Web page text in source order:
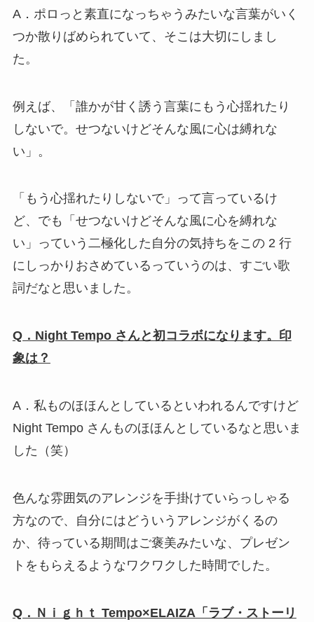
A．ポロっと素直になっちゃうみたいな言葉がいく
つか散りばめられていて、そこは大切にしまし
た。
例えば、「誰かが甘く誘う言葉にもう心揺れたり
しないで。せつないけどそんな風に心は縛れな
い」。
「もう心揺れたりしないで」って言っているけ
ど、でも「せつないけどそんな風に心を縛れな
い」っていう二極化した自分の気持ちをこの 2 行
にしっかりおさめているっていうのは、すごい歌
詞だなと思いました。
Q．Night Tempo さんと初コラボになります。印
象は？
A．私ものほほんとしているといわれるんですけど
Night Tempo さんものほほんとしているなと思いま
した（笑）
色んな雰囲気のアレンジを手掛けていらっしゃる
方なので、自分にはどういうアレンジがくるの
か、待っている期間はご褒美みたいな、プレゼン
トをもらえるようなワクワクした時間でした。
Q．Ｎｉｇｈｔ Tempo×ELAIZA「ラブ・ストーリ